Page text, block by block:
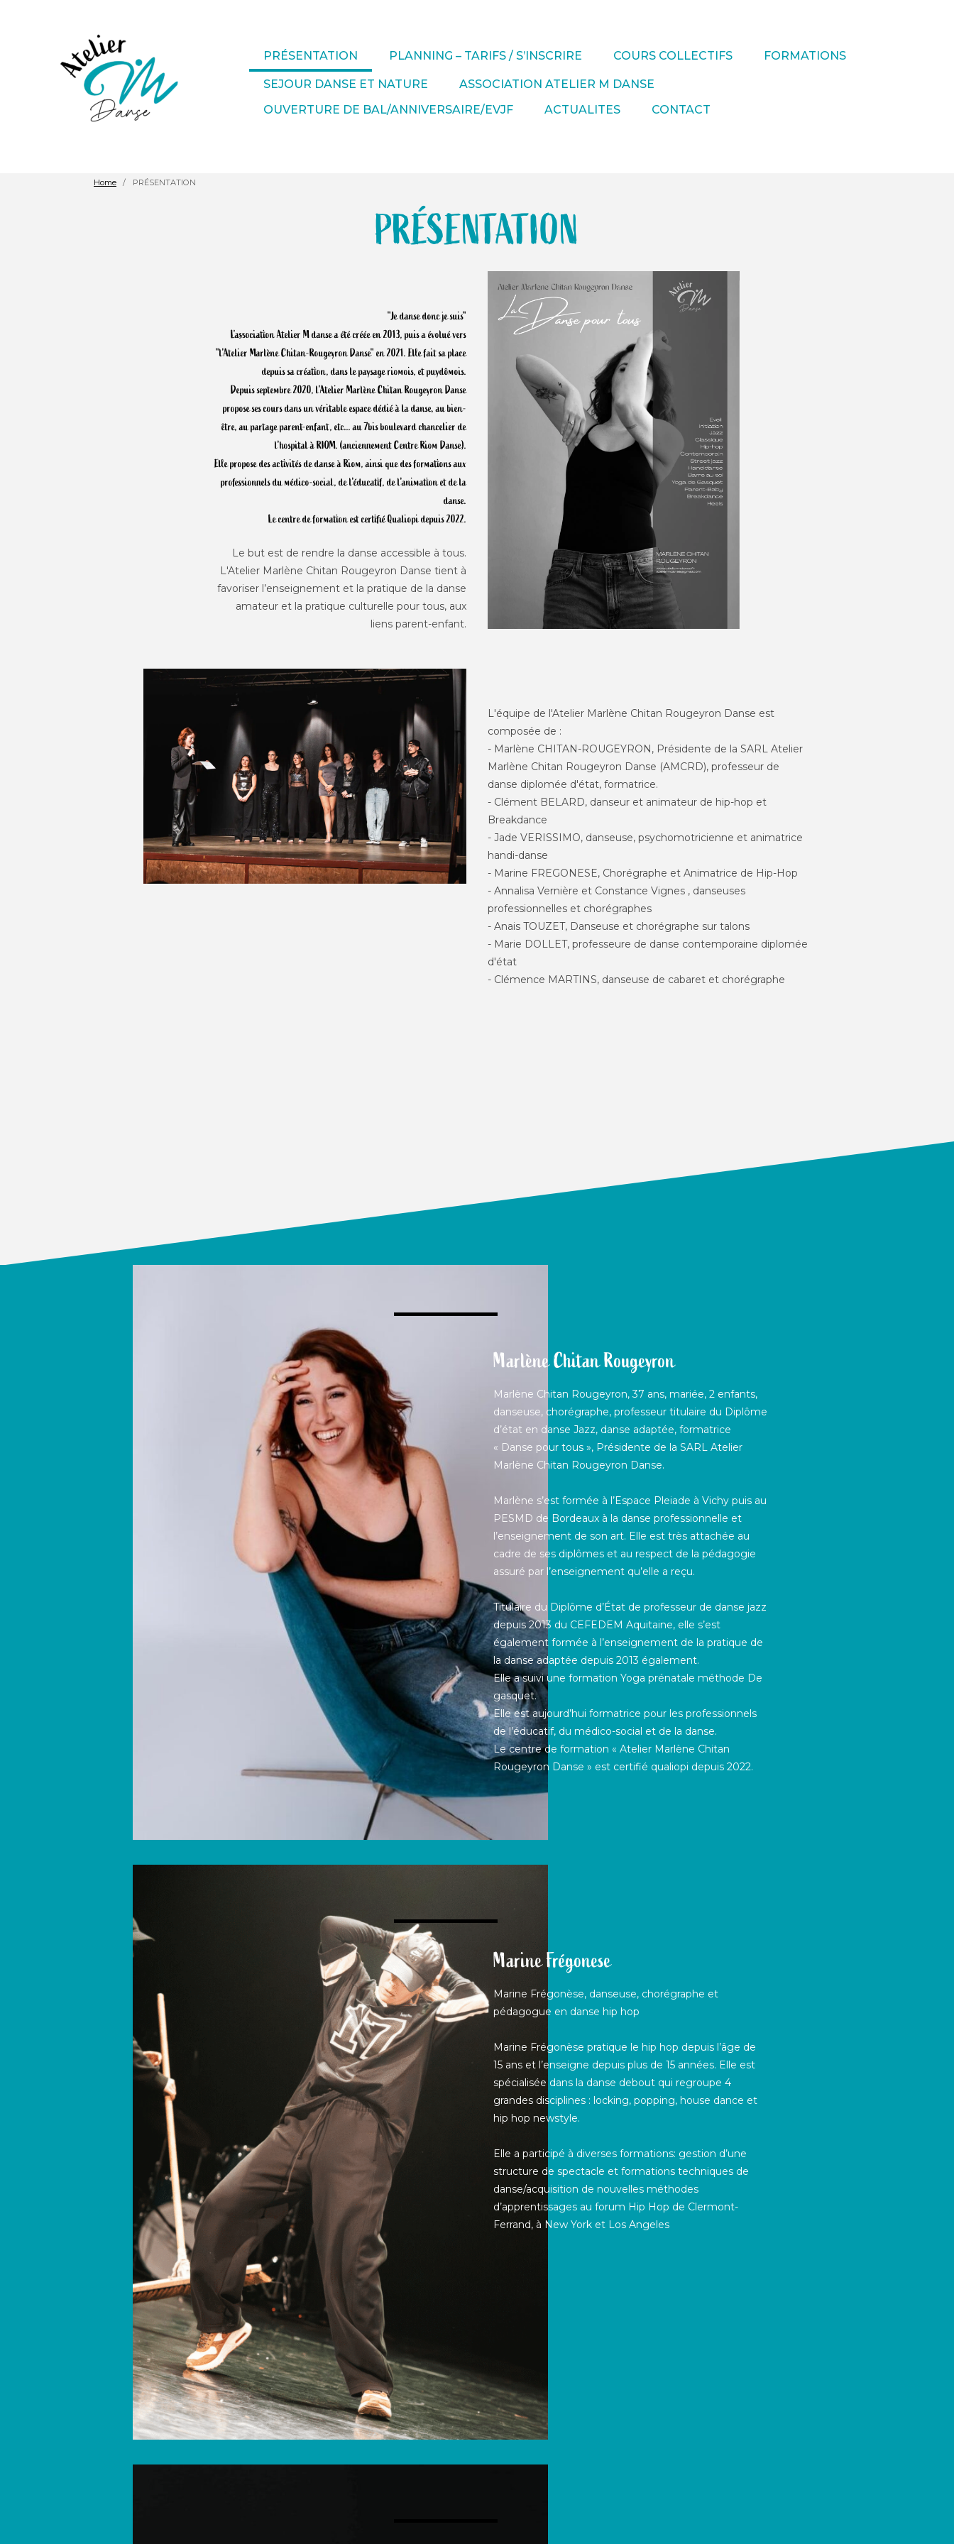
PRÉSENTATION PLANNING – TARIFS / S’INSCRIRE COURS COLLECTIFS FORMATIONS
SEJOUR DANSE ET NATURE
ASSOCIATION ATELIER M DANSE
OUVERTURE DE BAL/ANNIVERSAIRE/EVJF
ACTUALITES CONTACT
Home PRÉSENTATION
PRÉSENTATION
"Je danse donc je suis"
L’association Atelier M danse a été créée en 2013, puis a évolué vers
"l'Atelier Marlène Chitan-Rougeyron Danse" en 2021. Elle fait sa place
depuis sa création, dans le paysage riomois, et puydômois.
Depuis septembre 2020, l'Atelier Marlène Chitan Rougeyron Danse
propose ses cours dans un véritable espace dédié à la danse, au bien-
être, au partage parent-enfant, etc... au 7bis boulevard chancelier de
l'hospital à RIOM. (anciennement Centre Riom Danse).
Elle propose des activités de danse à Riom, ainsi que des formations aux
professionnels du médico-social, de l'éducatif, de l'animation et de la
danse.
Le centre de formation est certifié Qualiopi depuis 2022.
Le but est de rendre la danse accessible à tous.
L'Atelier Marlène Chitan Rougeyron Danse tient à
favoriser l’enseignement et la pratique de la danse
amateur et la pratique culturelle pour tous, aux
liens parent-enfant.
L'équipe de l'Atelier Marlène Chitan Rougeyron Danse est
composée de :
- Marlène CHITAN-ROUGEYRON, Présidente de la SARL Atelier
Marlène Chitan Rougeyron Danse (AMCRD), professeur de
danse diplomée d'état, formatrice.
- Clément BELARD, danseur et animateur de hip-hop et
Breakdance
- Jade VERISSIMO, danseuse, psychomotricienne et animatrice
handi-danse
- Marine FREGONESE, Chorégraphe et Animatrice de Hip-Hop
- Annalisa Vernière et Constance Vignes , danseuses
professionnelles et chorégraphes
- Anais TOUZET, Danseuse et chorégraphe sur talons
- Marie DOLLET, professeure de danse contemporaine diplomée
d'état
- Clémence MARTINS, danseuse de cabaret et chorégraphe
Marlène Chitan Rougeyron
Marlène Chitan Rougeyron, 37 ans, mariée, 2 enfants,
danseuse, chorégraphe, professeur titulaire du Diplôme
d’état en danse Jazz, danse adaptée, formatrice
« Danse pour tous », Présidente de la SARL Atelier
Marlène Chitan Rougeyron Danse.
Marlène s’est formée à l’Espace Pleiade à Vichy puis au
PESMD de Bordeaux à la danse professionnelle et
l’enseignement de son art. Elle est très attachée au
cadre de ses diplômes et au respect de la pédagogie
assuré par l’enseignement qu’elle a reçu.
Titulaire du Diplôme d’État de professeur de danse jazz
depuis 2013 du CEFEDEM Aquitaine, elle s’est
également formée à l’enseignement de la pratique de
la danse adaptée depuis 2013 également.
Elle a suivi une formation Yoga prénatale méthode De
gasquet.
Elle est aujourd’hui formatrice pour les professionnels
de l’éducatif, du médico-social et de la danse.
Le centre de formation « Atelier Marlène Chitan
Rougeyron Danse » est certifié qualiopi depuis 2022.
Marine Frégonese
Marine Frégonèse, danseuse, chorégraphe et
pédagogue en danse hip hop
Marine Frégonèse pratique le hip hop depuis l’âge de
15 ans et l’enseigne depuis plus de 15 années. Elle est
spécialisée dans la danse debout qui regroupe 4
grandes disciplines : locking, popping, house dance et
hip hop newstyle.
Elle a participé à diverses formations: gestion d’une
structure de spectacle et formations techniques de
danse/acquisition de nouvelles méthodes
d’apprentissages au forum Hip Hop de Clermont-
Ferrand, à New York et Los Angeles